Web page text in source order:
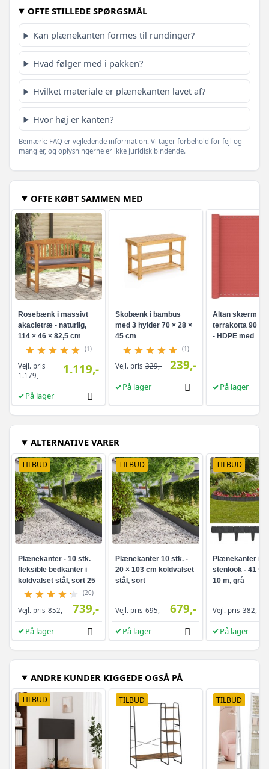
OFTE STILLEDE SPØRGSMÅL
Kan plænekanten formes til rundinger?
Hvad følger med i pakken?
Hvilket materiale er plænekanten lavet af?
Hvor høj er kanten?
Bemærk: FAQ er vejledende information. Vi tager forbehold for fejl og
mangler, og oplysningerne er ikke juridisk bindende.
OFTE KØBT SAMMEN MED
Rosebænk i massivt
akacietræ - naturlig,
114 × 46 × 82,5 cm
(1)
Vejl. pris
1.179,-
1.119,-
På lager
Skobænk i bambus
med 3 hylder 70 × 28 ×
45 cm
(1)
Vejl. pris 329,- 239,-
På lager
Altan skærm i
terrakotta 90 ×
- HDPE med
På lager
ALTERNATIVE VARER
TILBUD
Plænekanter - 10 stk.
fleksible bedkanter i
koldvalset stål, sort 25
× 103 cm
(20)
Vejl. pris 852,- 739,-
På lager
TILBUD
Plænekanter 10 stk. -
20 × 103 cm koldvalset
stål, sort
Vejl. pris 695,- 679,-
På lager
TILBUD
Plænekanter i
stenlook - 41
10 m, grå
Vejl. pris 382,-
På lager
ANDRE KUNDER KIGGEDE OGSÅ PÅ
TILBUD TILBUD TILBUD